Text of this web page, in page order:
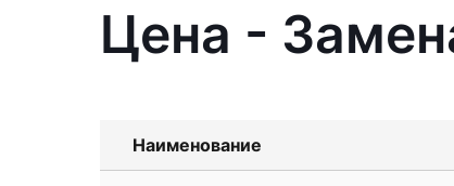
Цена -
Наименование